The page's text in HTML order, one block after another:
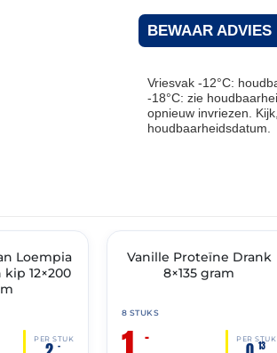
BEWAAR ADVIES
Vriesvak -12°C:
-18°C: zie
opnieuw invriezen.
houdbaarheidsdatum.
Loempia
12×200
PER STUK
–
🔥 OP=OP
Vanille Proteïne Drank
8×135 gram
8 STUKS
– PER STUK
13